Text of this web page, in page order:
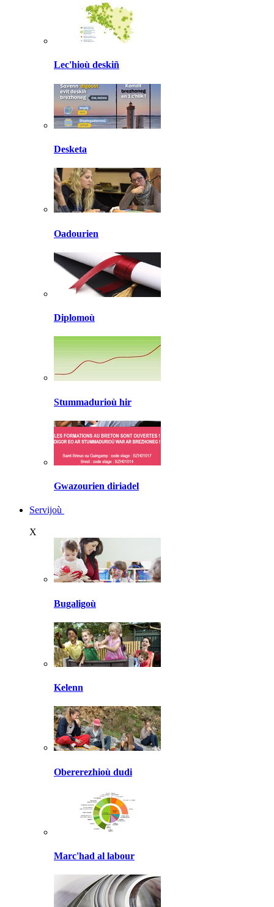
Lec'hioù deskiñ
Desketa
Oadourien
Diplomoù
Stummadurioù hir
Gwazourien diriadel
Servijoù
X
Bugaligoù
Kelenn
Obererezhioù dudi
Marc'had al labour